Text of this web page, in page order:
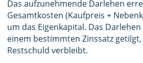
Das aufzunehmende Darlehen
Gesamtkosten (Kaufpreis +
um das Eigenkapital. Das
einem bestimmten Zinssatz
Restschuld verbleibt.